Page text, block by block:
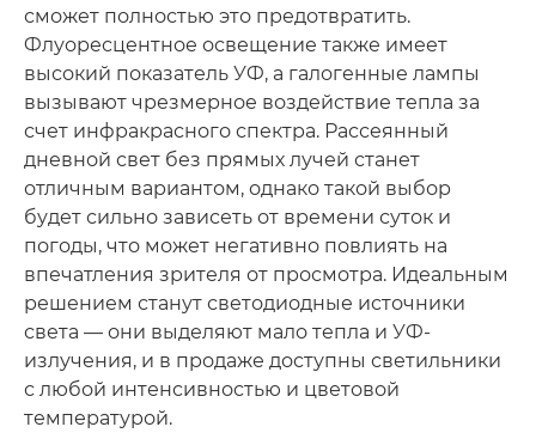
сможет полностью это предотвратить.
Флуоресцентное освещение также имеет
высокий показатель УФ, а галогенные лампы
вызывают чрезмерное воздействие тепла за
счет инфракрасного спектра. Рассеянный
дневной свет без прямых лучей станет
отличным вариантом, однако такой выбор
будет сильно зависеть от времени суток и
погоды, что может негативно повлиять на
впечатления зрителя от просмотра. Идеальным
решением станут светодиодные источники
света — они выделяют мало тепла и УФ-
излучения, и в продаже доступны светильники
с любой интенсивностью и цветовой
температурой.